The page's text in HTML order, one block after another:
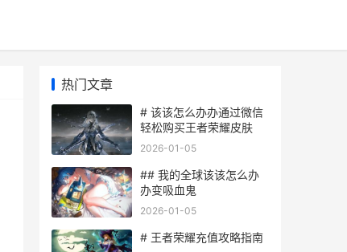
热门文章
# 该该怎么办办通过微信
轻松购买王者荣耀皮肤
2026-01-05
## 我的全球该该怎么办
办变吸血鬼
2026-01-05
# 王者荣耀充值攻略指南